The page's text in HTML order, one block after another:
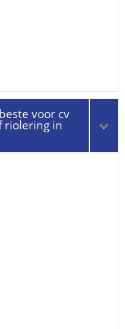
voor cv
riolering in